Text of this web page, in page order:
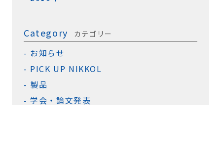
Category カテゴリー
お知らせ
PICK UP NIKKOL
製品
学会・論文発表